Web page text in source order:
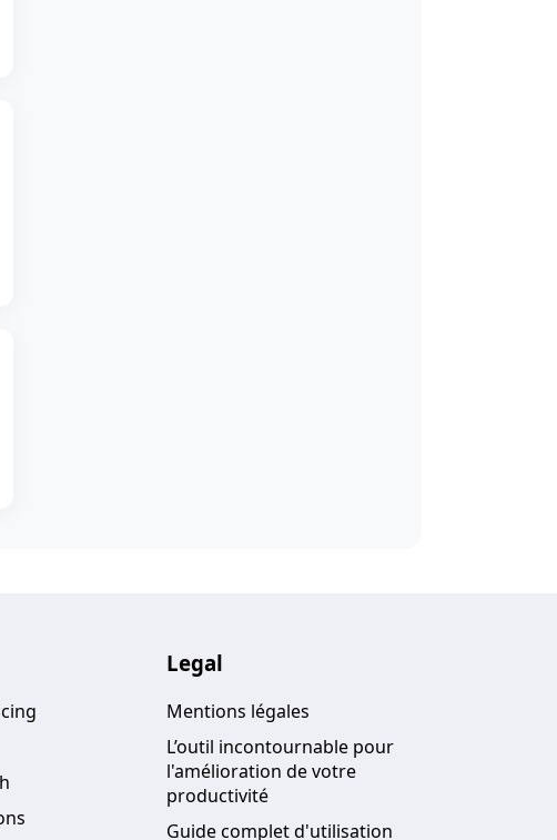
Legal
Mentions légales
L’outil incontournable pour
l'amélioration de votre
productivité
Guide complet d'utilisation